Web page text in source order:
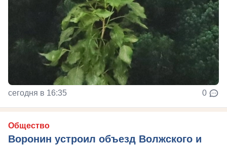
сегодня в 16:35 0
Общество
Воронин устроил объезд Волжского и